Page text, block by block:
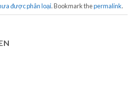
được phân loại. Bookmark thepermalink.